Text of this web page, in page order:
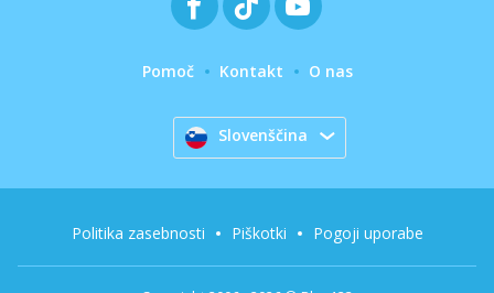
Pomoč Kontakt O nas
Slovenščina
Politika zasebnosti Piškotki Pogoji uporabe